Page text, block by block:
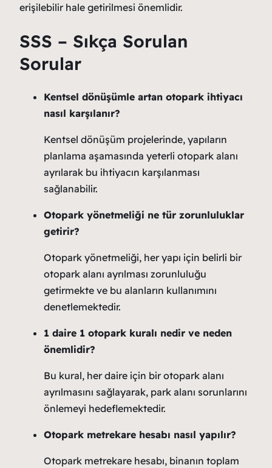
erişilebilir hale getirilmesi önemlidir.
SSS – Sıkça Sorulan
Sorular
Kentsel dönüşümle artan otopark ihtiyacı
nasıl karşılanır?
Kentsel dönüşüm projelerinde, yapıların
planlama aşamasında yeterli otopark alanı
ayrılarak bu ihtiyacın karşılanması
sağlanabilir.
Otopark yönetmeliği ne tür zorunluluklar
getirir?
Otopark yönetmeliği, her yapı için belirli bir
otopark alanı ayrılması zorunluluğu
getirmekte ve bu alanların kullanımını
denetlemektedir.
1 daire 1 otopark kuralı nedir ve neden
önemlidir?
Bu kural, her daire için bir otopark alanı
ayrılmasını sağlayarak, park alanı sorunlarını
önlemeyi hedeflemektedir.
Otopark metrekare hesabı nasıl yapılır?
Otopark metrekare hesabı, binanın toplam